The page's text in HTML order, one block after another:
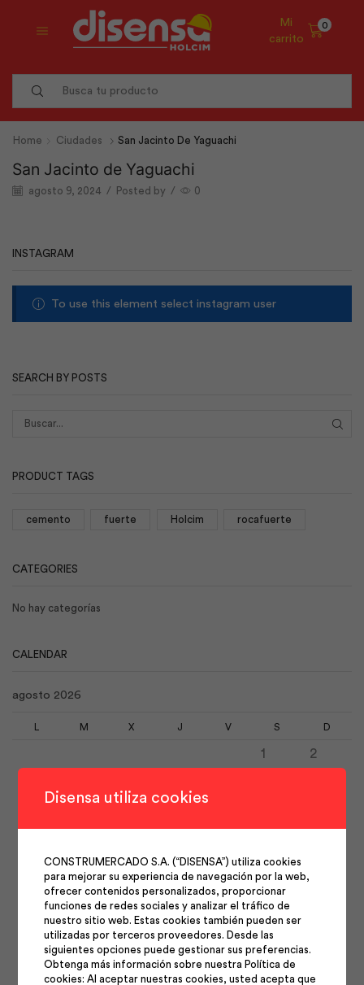
Mi
carrito
0
Home Ciudades San Jacinto De Yaguachi
San Jacinto de Yaguachi
agosto 9, 2024 / Posted by / 0
INSTAGRAM
To use this element select instagram user
SEARCH BY POSTS
PRODUCT TAGS
cemento fuerte Holcim rocafuerte
CATEGORIES
No hay categorías
CALENDAR
agosto 2026
M X J V S D
1
2
25 26 27 28 29
Disensa utiliza cookies
CONSTRUMERCADO S.A. (“DISENSA”) utiliza cookies
para mejorar su experiencia de navegación por la web,
ofrecer contenidos personalizados, proporcionar
funciones de redes sociales y analizar el tráfico de
nuestro sitio web. Estas cookies también pueden ser
utilizadas por terceros proveedores. Desde las
siguientes opciones puede gestionar sus preferencias.
Obtenga más información sobre nuestra Política de
cookies: Al aceptar nuestras cookies, usted acepta que